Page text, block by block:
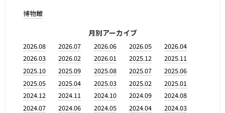
博物館
月別アーカイブ
2026.08 2026.07 2026.06 2026.05
2026.04
2026.03
2026.02 2026.01 2025.12
2025.11
2025.10
2025.09 2025.08 2025.07
2025.06
2025.05
2025.04 2025.03 2025.02
2025.01
2024.12
2024.11 2024.10 2024.09
2024.08
2024.07
2024.06 2024.05 2024.04
2024.03